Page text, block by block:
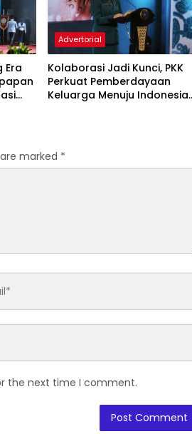
Era
Advertorial
Kolaborasi Jadi Kunci, PKK
Perkuat Pemberdayaan
Keluarga Menuju Indonesia
marked *
the next time I comment.